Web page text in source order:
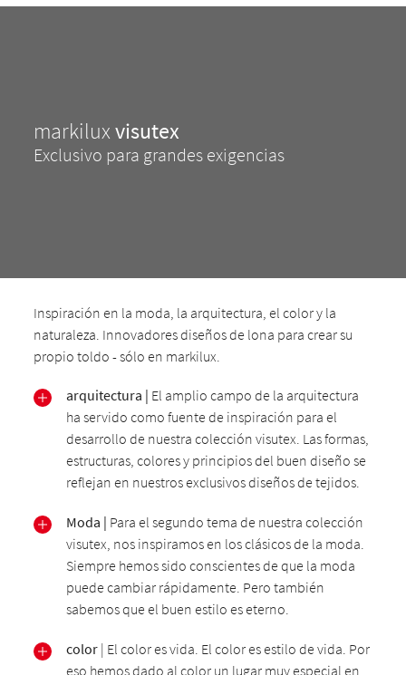
markiluxvisutex
Exclusivo para grandes exigencias
Inspiración en la moda, la arquitectura, el color y la
naturaleza. Innovadores diseños de lona para crear su
propio toldo - sólo en markilux.
arquitectura | El amplio campo de la arquitectura
ha servido como fuente de inspiración para el
desarrollo de nuestra colección visutex. Las formas,
estructuras, colores y principios del buen diseño se
reflejan en nuestros exclusivos diseños de tejidos.
Moda | Para el segundo tema de nuestra colección
visutex, nos inspiramos en los clásicos de la moda.
Siempre hemos sido conscientes de que la moda
puede cambiar rápidamente. Pero también
sabemos que el buen estilo es eterno.
color | El color es vida. El color es estilo de vida. Por
eso hemos dado al color un lugar muy especial en